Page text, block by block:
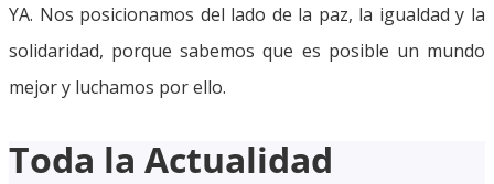
YA. Nos posicionamos del lado de la paz, la igualdad y la
solidaridad, porque sabemos que es posible un mundo
mejor y luchamos por ello.
Toda la Actualidad